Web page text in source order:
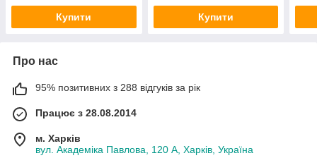
Купити Купити
Про нас
95% позитивних з 288 відгуків за рік
Працює з 28.08.2014
м. Харків
вул. Академіка Павлова, 120 А, Харків, Україна